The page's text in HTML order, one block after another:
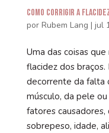
Como corrigir a
por Rubem Lang | jul
Uma das coisas
flacidez dos
decorrente da falta
músculo, da pele
fatores
sobrepeso, idade,